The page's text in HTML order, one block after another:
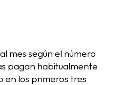
mes según el número
pagan habitualmente
en los primeros tres